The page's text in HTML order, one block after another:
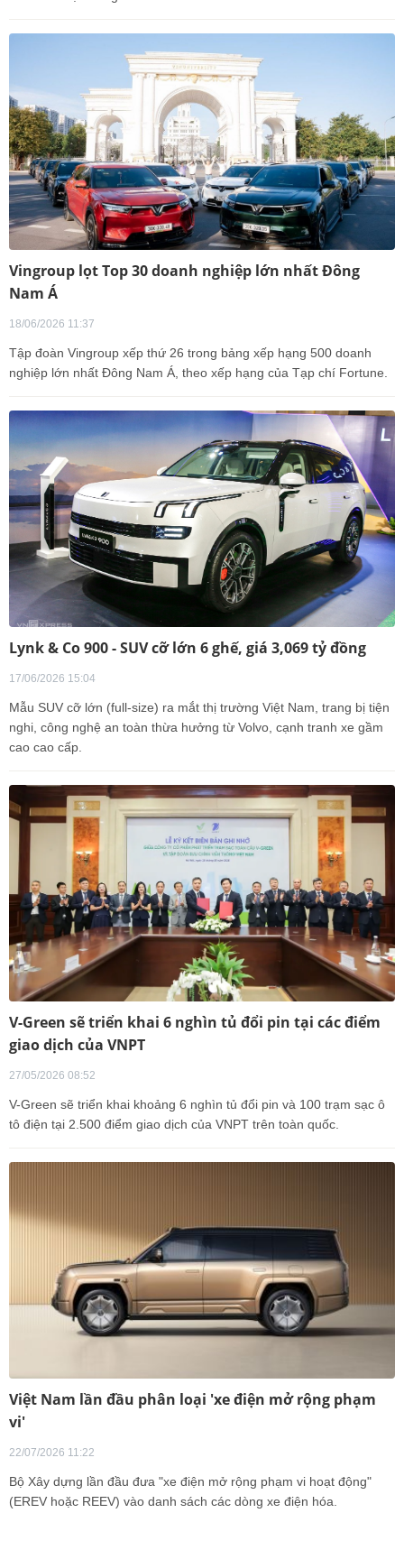
Vingroup lọt Top 30 doanh nghiệp lớn nhất Đông
Nam Á
18/06/2026 11:37
Tập đoàn Vingroup xếp thứ 26 trong bảng xếp hạng 500 doanh
nghiệp lớn nhất Đông Nam Á, theo xếp hạng của Tạp chí Fortune.
Lynk & Co 900 - SUV cỡ lớn 6 ghế, giá 3,069 tỷ đồng
17/06/2026 15:04
Mẫu SUV cỡ lớn (full-size) ra mắt thị trường Việt Nam, trang bị tiện
nghi, công nghệ an toàn thừa hưởng từ Volvo, cạnh tranh xe gầm
cao cao cấp.
V-Green sẽ triển khai 6 nghìn tủ đổi pin tại các điểm
giao dịch của VNPT
27/05/2026 08:52
V-Green sẽ triển khai khoảng 6 nghìn tủ đổi pin và 100 trạm sạc ô
tô điện tại 2.500 điểm giao dịch của VNPT trên toàn quốc.
Việt Nam lần đầu phân loại 'xe điện mở rộng phạm
vi'
22/07/2026 11:22
Bộ Xây dựng lần đầu đưa "xe điện mở rộng phạm vi hoạt động"
(EREV hoặc REEV) vào danh sách các dòng xe điện hóa.